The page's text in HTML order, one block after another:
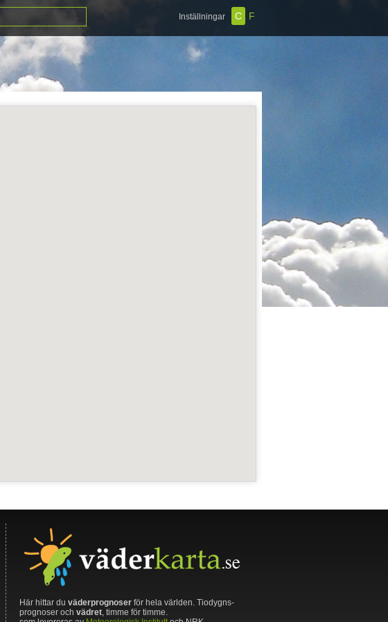
Inställningar C F
Här hittar du väderprognoser för hela världen. Tiodygns-
prognoser och vädret, timme för timme.